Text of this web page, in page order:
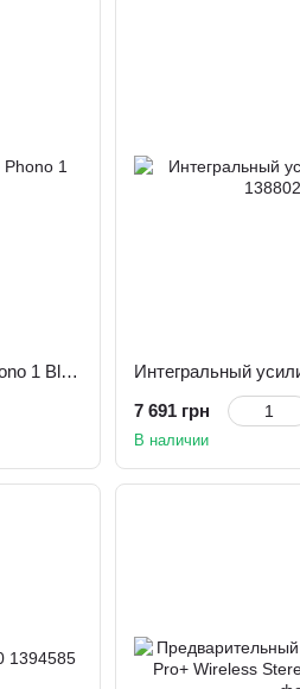
Фонокорректор Argon Audio Phono 1 Black
Интегральный
7 691 грн
В наличии